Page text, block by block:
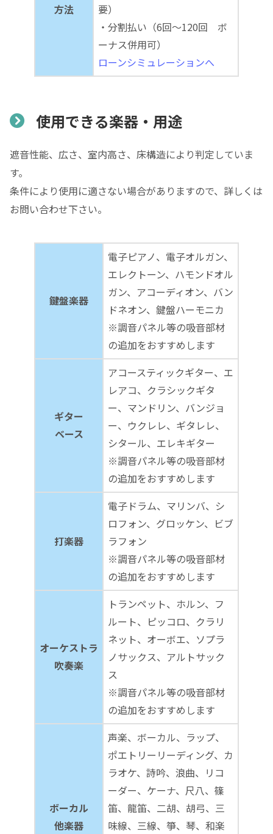
方法
要）
・分割払い（6回～120回 ボ
ーナス併用可）
ローンシミュレーションへ
使用できる楽器・用途
遮音性能、広さ、室内高さ、床構造により判定していま
す。
条件により使用に適さない場合がありますので、詳しくは
お問い合わせ下さい。
鍵盤楽器
電子ピアノ、電子オルガン、
エレクトーン、ハモンドオル
ガン、アコーディオン、バン
ドネオン、鍵盤ハーモニカ
※調音パネル等の吸音部材
の追加をおすすめします
ギター
ベース
アコースティックギター、エ
レアコ、クラシックギタ
ー、マンドリン、バンジョ
ー、ウクレレ、ギタレレ、
シタール、エレキギター
※調音パネル等の吸音部材
の追加をおすすめします
打楽器
電子ドラム、マリンバ、シ
ロフォン、グロッケン、ビブ
ラフォン
※調音パネル等の吸音部材
の追加をおすすめします
オーケストラ
吹奏楽
トランペット、ホルン、フ
ルート、ピッコロ、クラリ
ネット、オーボエ、ソプラ
ノサックス、アルトサック
ス
※調音パネル等の吸音部材
の追加をおすすめします
ボーカル
他楽器
声楽、ボーカル、ラップ、
ポエトリーリーディング、カ
ラオケ、詩吟、浪曲、リコ
ーダー、ケーナ、尺八、篠
笛、龍笛、二胡、胡弓、三
味線、三線、箏、琴、和楽